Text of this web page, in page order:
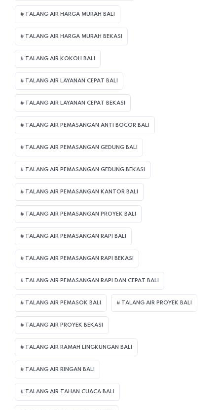
TALANG AIR HARGA MURAH BALI
TALANG AIR HARGA MURAH BEKASI
TALANG AIR KOKOH BALI
TALANG AIR LAYANAN CEPAT BALI
TALANG AIR LAYANAN CEPAT BEKASI
TALANG AIR PEMASANGAN ANTI BOCOR BALI
TALANG AIR PEMASANGAN GEDUNG BALI
TALANG AIR PEMASANGAN GEDUNG BEKASI
TALANG AIR PEMASANGAN KANTOR BALI
TALANG AIR PEMASANGAN PROYEK BALI
TALANG AIR PEMASANGAN RAPI BALI
TALANG AIR PEMASANGAN RAPI BEKASI
TALANG AIR PEMASANGAN RAPI DAN CEPAT BALI
TALANG AIR PEMASOK BALI TALANG AIR PROYEK BALI
TALANG AIR PROYEK BEKASI
TALANG AIR RAMAH LINGKUNGAN BALI
TALANG AIR RINGAN BALI
TALANG AIR TAHAN CUACA BALI